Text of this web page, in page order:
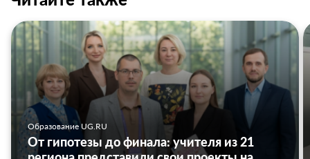
Образование UG.RU
От гипотезы до финала: учителя из 21